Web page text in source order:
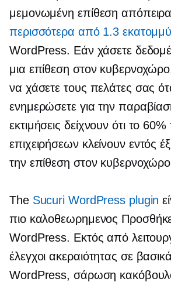
μεμονωμένη επίθεση
περισσότερα από 1.3
WordPress. Εάν χάσετε
μια επίθεση στον
να χάσετε τους πελάτες σας
ενημερώσετε για την
εκτιμήσεις δείχνουν ότι το
επιχειρήσεων κλείνουν εντός
την επίθεση στον
The Sucuri WordPress plugin
πιο καλοθεωρημενος
WordPress. Εκτός από
έλεγχοι ακεραιότητας σε
WordPress, σάρωση